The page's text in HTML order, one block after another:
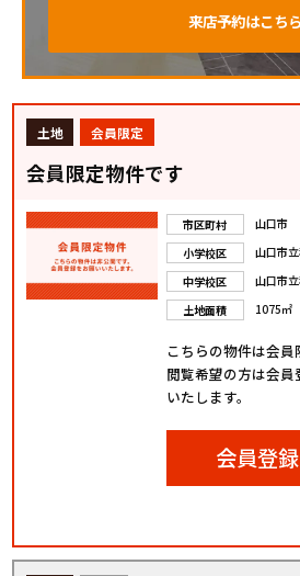
来店予約はこちら
土地 会員限定
会員限定物件です
市区町村
山口市
小学校区
山口市
中学校区
山口市
土地面積
1075㎡
こちらの物件は会員
閲覧希望の方は会
いたします。
会員登